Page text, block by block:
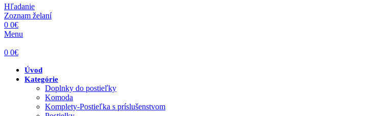
Hľadanie
Zoznam želaní
0 0€
Menu
0 0€
Úvod
Kategórie
Doplnky do postieľky
Komoda
Komplety-Postieľka s príslušenstvom